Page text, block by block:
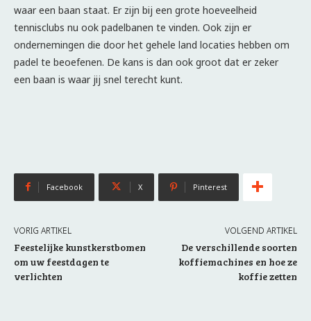
waar een baan staat. Er zijn bij een grote hoeveelheid
tennisclubs nu ook padelbanen te vinden. Ook zijn er
ondernemingen die door het gehele land locaties hebben om
padel te beoefenen. De kans is dan ook groot dat er zeker
een baan is waar jij snel terecht kunt.
Facebook X Pinterest
VORIG ARTIKEL
Feestelijke kunstkerstbomen
om uw feestdagen te
verlichten
VOLGEND ARTIKEL
De verschillende soorten
koffiemachines en hoe ze
koffie zetten